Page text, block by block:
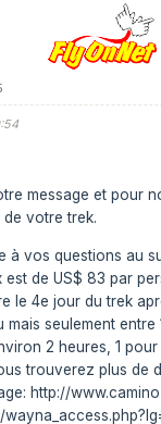
message et pour
de votre trek.
à vos questions au
est de US$ 83 par
le 4e jour du trek
mais seulement entre
2 heures, 1
trouverez plus de
http://